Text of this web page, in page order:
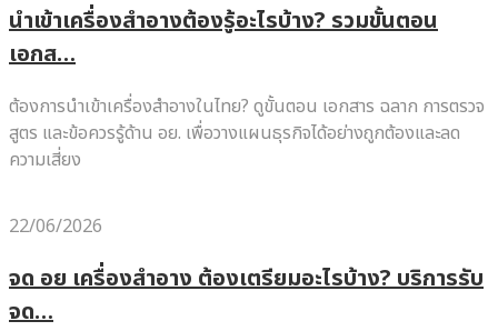
นำเข้าเครื่องสำอางต้องรู้อะไรบ้าง? รวมขั้นตอน
เอกส…
ต้องการนำเข้าเครื่องสำอางในไทย? ดูขั้นตอน เอกสาร ฉลาก การตรวจ
สูตร และข้อควรรู้ด้าน อย. เพื่อวางแผนธุรกิจได้อย่างถูกต้องและลด
ความเสี่ยง
22/06/2026
จด อย เครื่องสำอาง ต้องเตรียมอะไรบ้าง? บริการรับ
จด…